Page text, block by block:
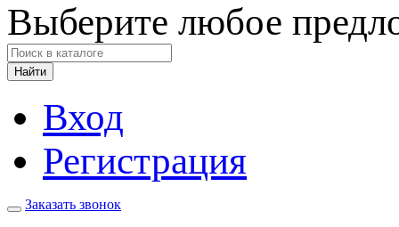
Выберите любое
Найти
Вход
Регистрация
Заказать звонок